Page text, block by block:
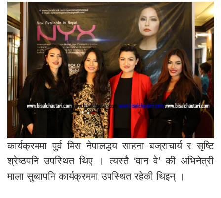
कार्यक्रममा पुर्व मिस नेपालद्धय साहना बज्राचार्य र सृष्टि
श्रेष्ठपनि उपस्थित थिए । त्यस्तै ‘वान वे’ की अभिनेत्री
माला सुब्बापनि कार्यक्रममा उपस्थित रहेकी थिइन् ।